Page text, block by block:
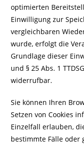
optimierten
Einwilligung zur
vergleichbaren
wurde, erfolgt die
Grundlage dieser
und § 25 Abs. 1
widerrufbar.
Sie können Ihren
Setzen von Cookies
Einzelfall erlauben,
bestimmte Fälle oder